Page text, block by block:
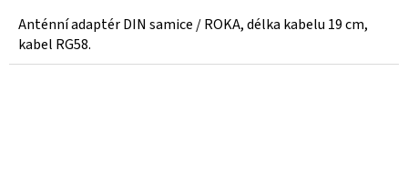
Anténní adaptér DIN samice / ROKA, délka kabelu 19 cm,
kabel RG58.